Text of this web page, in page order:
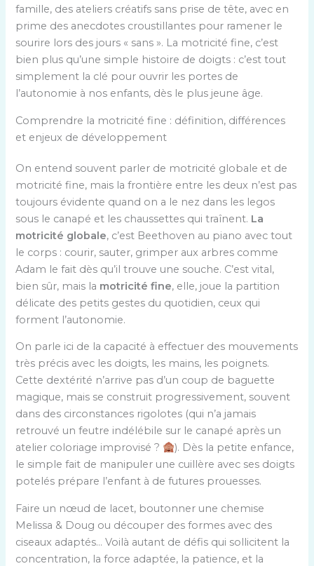
famille, des ateliers créatifs sans prise de tête, avec en
prime des anecdotes croustillantes pour ramener le
sourire lors des jours « sans ». La motricité fine, c’est
bien plus qu’une simple histoire de doigts : c’est tout
simplement la clé pour ouvrir les portes de
l’autonomie à nos enfants, dès le plus jeune âge.
Comprendre la motricité fine : définition, différences
et enjeux de développement
On entend souvent parler de motricité globale et de
motricité fine, mais la frontière entre les deux n’est pas
toujours évidente quand on a le nez dans les legos
sous le canapé et les chaussettes qui traînent. La
motricité globale, c’est Beethoven au piano avec tout
le corps : courir, sauter, grimper aux arbres comme
Adam le fait dès qu’il trouve une souche. C’est vital,
bien sûr, mais la motricité fine, elle, joue la partition
délicate des petits gestes du quotidien, ceux qui
forment l’autonomie.
On parle ici de la capacité à effectuer des mouvements
très précis avec les doigts, les mains, les poignets.
Cette dextérité n’arrive pas d’un coup de baguette
magique, mais se construit progressivement, souvent
dans des circonstances rigolotes (qui n’a jamais
retrouvé un feutre indélébile sur le canapé après un
atelier coloriage improvisé ?
). Dès la petite enfance,
le simple fait de manipuler une cuillère avec ses doigts
potelés prépare l’enfant à de futures prouesses.
Faire un nœud de lacet, boutonner une chemise
Melissa & Doug ou découper des formes avec des
ciseaux adaptés… Voilà autant de défis qui sollicitent la
concentration, la force adaptée, la patience, et la